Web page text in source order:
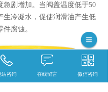
急剧增加。当阀盖温度低于50
生冷凝水，促使润滑油产生低
腐蚀。
话咨询 在线留言 微信咨询